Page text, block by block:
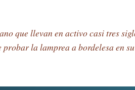
que llevan en activo casi tres
la lamprea a bordelesa en su